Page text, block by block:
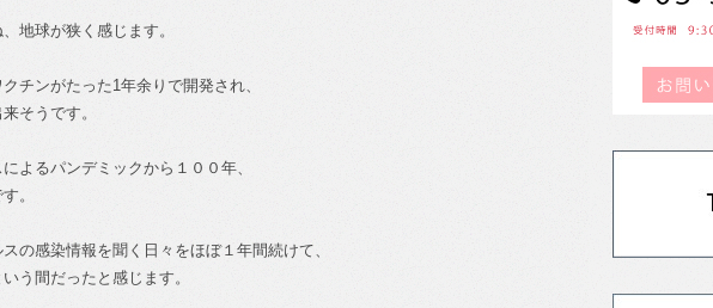
地球が狭く感じます。
チンがたった1年余りで開発され、
そうです。
よるパンデミックから１００年、
。
の感染情報を聞く日々をほぼ１年間続けて、
う間だったと感じます。